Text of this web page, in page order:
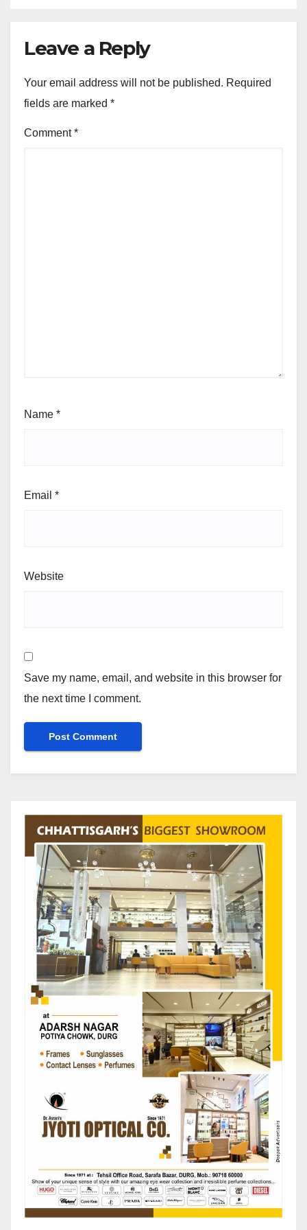
Leave a Reply
Your email address will not be published. Required
fields are marked *
Comment*
Name *
Email *
Website
Save my name, email, and website in this browser for
the next time I comment.